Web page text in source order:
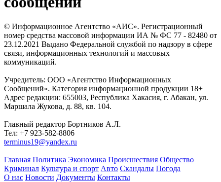
© Информационное Агентство «АИС». Регистрационный
номер средства массовой информации ИА № ФС 77 - 82480 от
23.12.2021 Выдано Федеральной службой по надзору в сфере
связи, информационных технологий и массовых
коммуникаций.
Учредитель: ООО «Агентство Информационных
Сообщений». Категория информационной продукции 18+
Адрес редакции: 655003, Республика Хакасия, г. Абакан, ул.
Маршала Жукова, д. 88, кв. 104.
Главный редактор Бортников А.Л.
Тел: +7 923-582-8806
terminus19@yandex.ru
Главная Политика Экономика Происшествия Общество
Криминал Культура и спорт Авто Скандалы Погода
О нас Новости Документы Контакты